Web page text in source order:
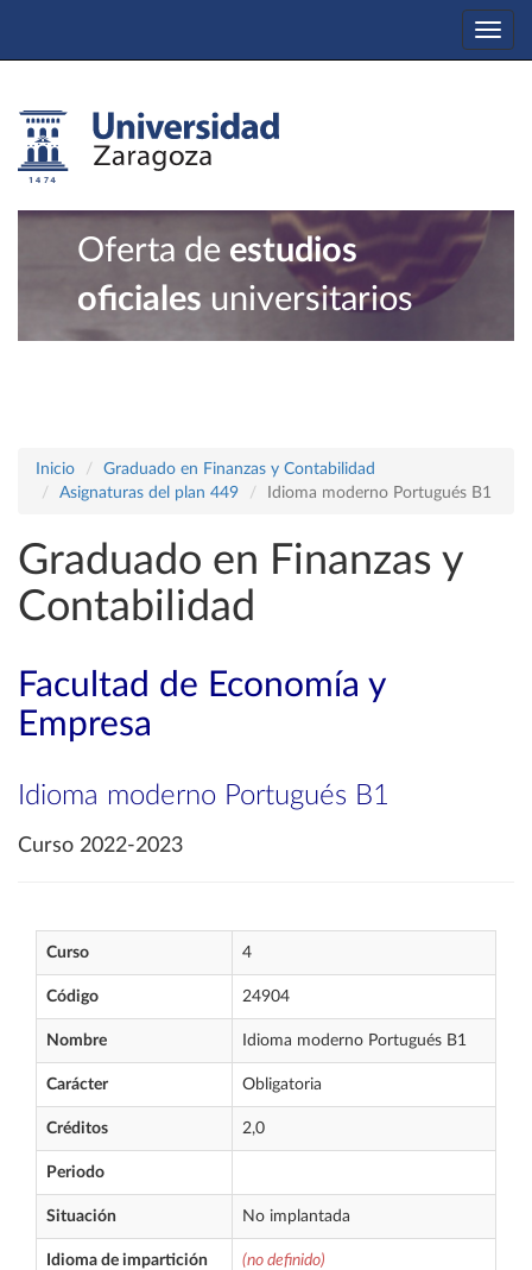
Oferta de estudios
oficiales universitarios
Inicio
Graduado en Finanzas y Contabilidad
Asignaturas del plan 449
Idioma moderno Portugués B1
Graduado en Finanzas y
Contabilidad
Facultad de Economía y
Empresa
Idioma moderno Portugués B1
Curso 2022-2023
Curso 4
Código 24904
Nombre Idioma moderno Portugués B1
Carácter Obligatoria
Créditos 2,0
Periodo
Situación No implantada
Idioma de impartición (no definido)